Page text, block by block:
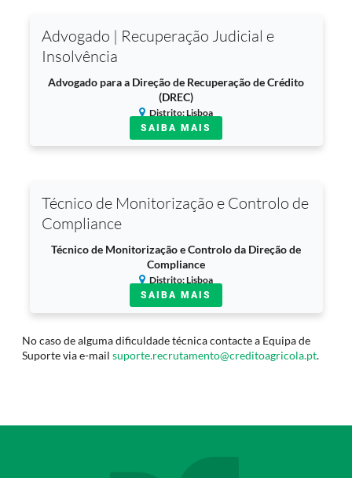
Advogado | Recuperação Judicial e
Insolvência
Advogado para a Direção de Recuperação de Crédito
(DREC)
Distrito: Lisboa
SAIBA MAIS
Técnico de Monitorização e Controlo de
Compliance
Técnico de Monitorização e Controlo da Direção de
Compliance
Distrito: Lisboa
SAIBA MAIS
No caso de alguma dificuldade técnica contacte a Equipa de
Suporte via e-mail suporte.recrutamento@creditoagricola.pt.